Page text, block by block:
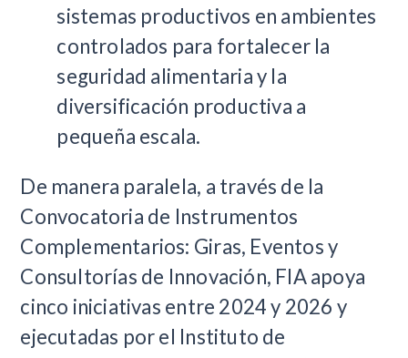
sistemas productivos en ambientes
controlados para fortalecer la
seguridad alimentaria y la
diversificación productiva a
pequeña escala.
De manera paralela, a través de la
Convocatoria de Instrumentos
Complementarios: Giras, Eventos y
Consultorías de Innovación, FIA apoya
cinco iniciativas entre 2024 y 2026 y
ejecutadas por el Instituto de